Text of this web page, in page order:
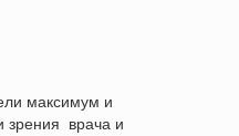
максимум и
зрения
врача и